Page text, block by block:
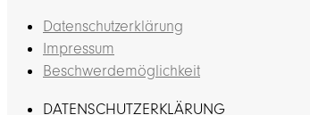
Datenschutzerklärung
Impressum
Beschwerdemöglichkeit
DATENSCHUTZERKLÄRUNG